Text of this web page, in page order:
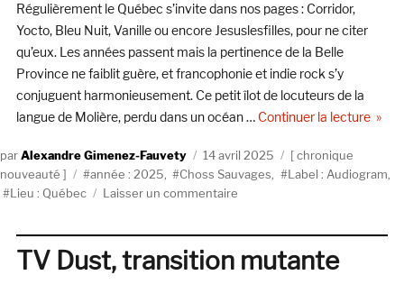
ma
mortalité »
Régulièrement le Québec s’invite dans nos pages : Corridor,
Yocto, Bleu Nuit, Vanille ou encore Jesuslesfilles, pour ne citer
qu’eux. Les années passent mais la pertinence de la Belle
Province ne faiblit guère, et francophonie et indie rock s’y
conjuguent harmonieusement. Ce petit îlot de locuteurs de la
langue de Molière, perdu dans un océan … Continuer la lecturede «
AuteurAlexandre Gimenez-Fauvety
Publié
le
14 avril 2025 Catégories
chronique
nouveauté
Étiquettes
année : 2025 Choss Sauvages Label : Audiogram
Lieu : Québec
Laisser un commentaire
(Audiogram)
TV Dust, transition mutante